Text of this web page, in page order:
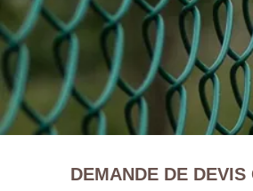
DEMANDE DE DEVIS